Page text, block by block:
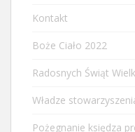
Kontakt
Boże Ciało 2022
Radosnych Świąt
Władze
Pożegnanie księdza